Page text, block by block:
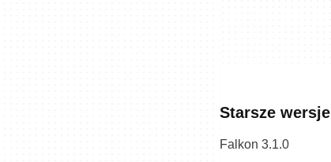
Starsze wersje
Falkon 3.1.0